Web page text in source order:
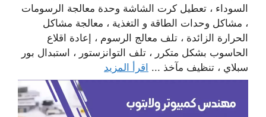
السوداء ، تعطيل كرت الشاشة وحدة معالجة الرسومات
، مشاكل وحدات الطاقة و التغذية ، معالجة مشاكل
الحرارة الزائدة ، تلف معالج الرسوم ، إعادة اقلاع
الحاسوب بشكل متكرر ، تلف التوانزستور ، استبدال بور
سبلاي ، تنظيف مآخذ ... اقرأ المزيد